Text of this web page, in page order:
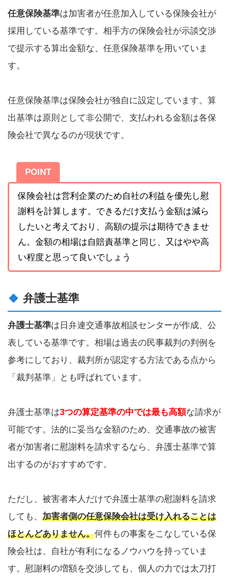
任意保険基準は加害者が任意加入している保険会社が
採用している基準です。相手方の保険会社が示談交渉
で提示する算出金額な、任意保険基準を用いていま
す。
任意保険基準は保険会社が独自に設定しています。算
出基準は原則として非公開で、支払われる金額は各保
険会社で異なるのが現状です。
POINT
保険会社は営利企業のため自社の利益を優先し慰
謝料を計算します。できるだけ支払う金額は減ら
したいと考えており、高額の提示は期待できませ
ん。金額の相場は自賠責基準と同じ、又はやや高
い程度と思って良いでしょう
弁護士基準
弁護士基準は日弁連交通事故相談センターが作成、公
表している基準です。相場は過去の民事裁判の判例を
参考にしており、裁判所が認定する方法である点から
「裁判基準」とも呼ばれています。
弁護士基準は3つの算定基準の中では最も高額な請求が
可能です。法的に妥当な金額のため、交通事故の被害
者が加害者に慰謝料を請求するなら、弁護士基準で算
出するのがおすすめです。
ただし、被害者本人だけで弁護士基準の慰謝料を請求
しても、 加害者側の任意保険会社は受け入れることは
ほとんどありません。何件もの事案をこなしている保
険会社は、自社が有利になるノウハウを持っていま
す。慰謝料の増額を交渉しても、個人の力では太刀打